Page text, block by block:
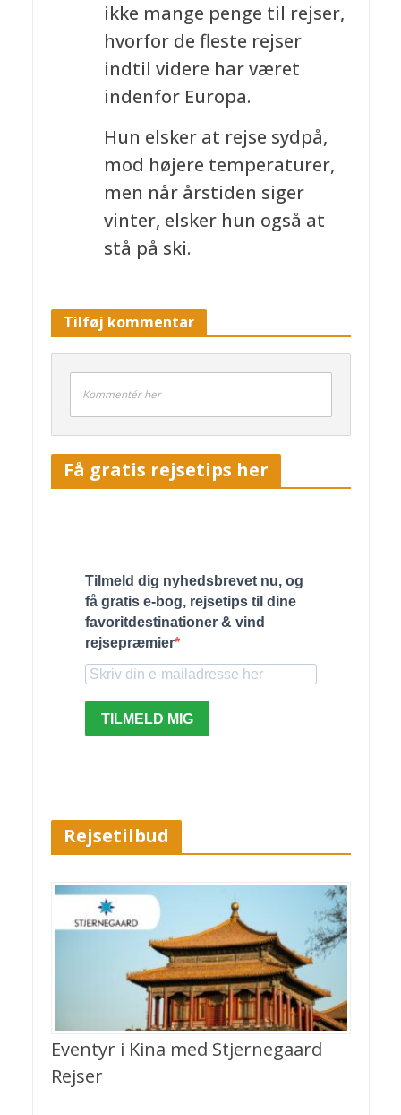
ikke mange penge til rejser,
hvorfor de fleste rejser
indtil videre har været
indenfor Europa.
Hun elsker at rejse sydpå,
mod højere temperaturer,
men når årstiden siger
vinter, elsker hun også at
stå på ski.
Tilføj kommentar
Kommentér her
Få gratis rejsetips her
Tilmeld dig nyhedsbrevet nu, og
få gratis e-bog, rejsetips til dine
favoritdestinationer & vind
rejsepræmier
TILMELD MIG
Rejsetilbud
Eventyr i Kina med Stjernegaard
Rejser